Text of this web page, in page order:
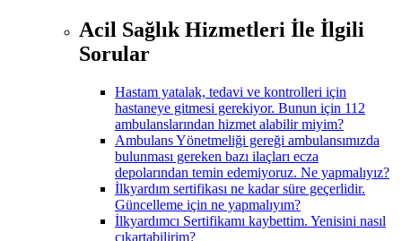
Acil Sağlık Hizmetleri İle İlgili
Sorular
Hastam yatalak, tedavi ve kontrolleri için
hastaneye gitmesi gerekiyor. Bunun için 112
ambulanslarından hizmet alabilir miyim?
Ambulans Yönetmeliği gereği ambulansımızda
bulunması gereken bazı ilaçları ecza
depolarından temin edemiyoruz. Ne yapmalıyız?
İlkyardım sertifikası ne kadar süre geçerlidir.
Güncelleme için ne yapmalıyım?
İlkyardımcı Sertifikamı kaybettim. Yenisini nasıl
çıkartabilirim?